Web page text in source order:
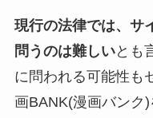
現行の法律では、サ
問うのは難しいとも
に問われる可能性も
画BANK(漫画バンク